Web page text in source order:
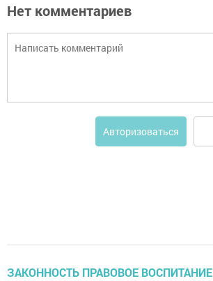
Нет комментариев
Авторизоваться
ЗАКОННОСТЬ ПРАВОВОЕ ВОСПИТАНИЕ